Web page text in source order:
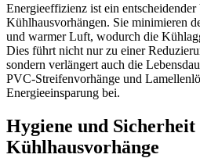
Energieeffizienz ist ein
Kühlhausvorhängen. Sie minimieren
und warmer Luft, wodurch die
Dies führt nicht nur zu einer
sondern verlängert auch die
PVC-Streifenvorhänge und
Energieeinsparung bei.
Hygiene und
Kühlhausvorhänge